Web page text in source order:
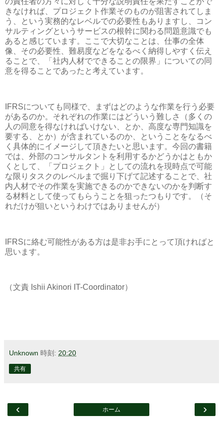
きなければ、プロジェクト作業そのものが阻害されてしま
う、という実務的なレベルでの必要性もありますし、コン
サルティングというサービスの根幹に関わる問題意識でも
あると感じています。ここで大切なことは、仕事の全体
像、その必要性、難易度などをなるべく納得しやすく伝え
ることで、「社内人材でできることの限界」についての同
意を得ることであったと考えています。
IFRSについても同様で、まずはどのような作業を行う必要
があるのか。それぞれの作業にはどういう難しさ（多くの
人の同意を得なければいけない、とか、高度な専門知識を
要する、とか）が含まれているのか、ということをなるべ
く具体的にイメージして頂きたいと思います。今回の書籍
では、外部のコンサルタントを利用するかどうかはともか
くとして、「プロジェクト」としての流れを現時点で可能
な限りタスクのレベルまで掘り下げて記述することで、社
内人材でその作業を実施できるのかできないのかを判断す
る材料として使ってもらうことを狙ったつもりです。（そ
れだけが狙いというわけではありませんが）
IFRSに絡む可能性がある方は是非お手にとって頂ければと
思います。
（文責 Ishii Akinori IT-Coordinator）
Unknown 時刻: 20:20
共有
‹ ›
ホーム